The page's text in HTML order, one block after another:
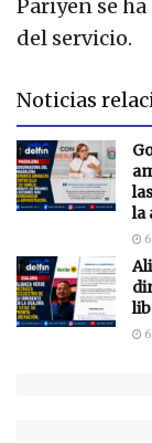
Pariyen se
del servicio.
Noticias
la